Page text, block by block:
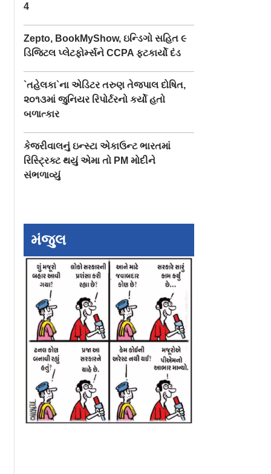
4
Zepto, BookMyShow, ઇન્ડિગો સહિત ૯
ડિજિટલ પ્લેટફોર્મ્સને CCPA ફટકાર્યો દંડ
`તહેલકા`ના એડિટર તરુણ તેજપાલ દોષિત,
૨૦૧૩માં જુનિયર રિપોર્ટરનો કર્યો હતો
બળાત્કાર
કેજરીવાલનું ઇન્સ્ટા એકાઉન્ટ ભારતમાં
રિસ્ટ્રિક્ટ થયું એમા તો PM મોદીને
સંભળાવ્યું
મંજુલ